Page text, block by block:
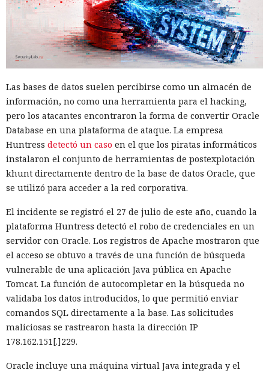
Las bases de datos suelen percibirse como un almacén de
información, no como una herramienta para el hacking,
pero los atacantes encontraron la forma de convertir Oracle
Database en una plataforma de ataque. La empresa
Huntress detectó un caso en el que los piratas informáticos
instalaron el conjunto de herramientas de postexplotación
khunt directamente dentro de la base de datos Oracle, que
se utilizó para acceder a la red corporativa.
El incidente se registró el 27 de julio de este año, cuando la
plataforma Huntress detectó el robo de credenciales en un
servidor con Oracle. Los registros de Apache mostraron que
el acceso se obtuvo a través de una función de búsqueda
vulnerable de una aplicación Java pública en Apache
Tomcat. La función de autocompletar en la búsqueda no
validaba los datos introducidos, lo que permitió enviar
comandos SQL directamente a la base. Las solicitudes
maliciosas se rastrearon hasta la dirección IP
178.162.151[.]229.
Oracle incluye una máquina virtual Java integrada y el